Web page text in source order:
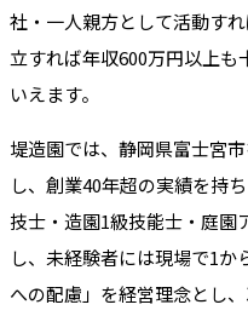
社・一人親方として活動す
立すれば年収600万円以上も
いえます。
堤造園では、静岡県富士宮
し、創業40年超の実績を持
技士・造園1級技能士・庭園
し、未経験者には現場で1
への配慮」を経営理念とし